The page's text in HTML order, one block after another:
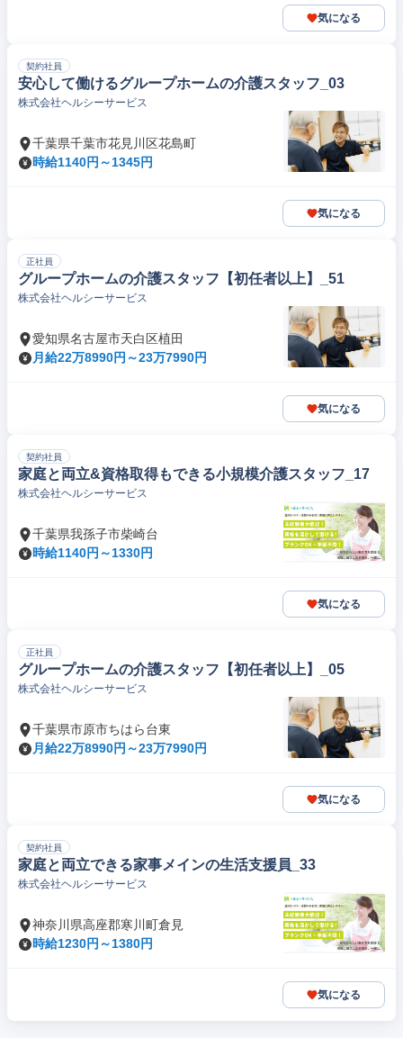
気になる
契約社員
安心して働けるグループホームの介護スタッフ_03
株式会社ヘルシーサービス
千葉県千葉市花見川区花島町
時給1140円～1345円
気になる
正社員
グループホームの介護スタッフ【初任者以上】_51
株式会社ヘルシーサービス
愛知県名古屋市天白区植田
月給22万8990円～23万7990円
気になる
契約社員
家庭と両立&資格取得もできる小規模介護スタッフ_17
株式会社ヘルシーサービス
千葉県我孫子市柴崎台
時給1140円～1330円
気になる
正社員
グループホームの介護スタッフ【初任者以上】_05
株式会社ヘルシーサービス
千葉県市原市ちはら台東
月給22万8990円～23万7990円
気になる
契約社員
家庭と両立できる家事メインの生活支援員_33
株式会社ヘルシーサービス
神奈川県高座郡寒川町倉見
時給1230円～1380円
気になる